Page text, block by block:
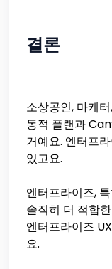
결론
소상공인, 마케
동적 플랜과
거예요. 엔터프
있고요.
엔터프라이즈,
솔직히 더 적합
엔터프라이즈
요.